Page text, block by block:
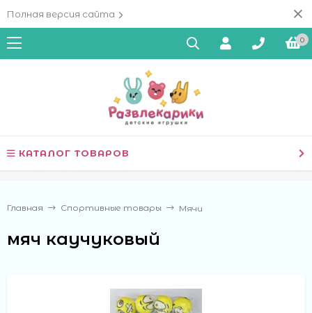
Полная версия сайта
0
КАТАЛОГ ТОВАРОВ
Главная Спортивные товары Мячи
мяч каучуковый